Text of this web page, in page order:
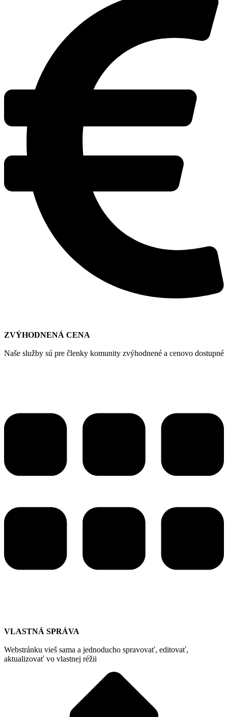
ZVÝHODNENÁ CENA
Naše služby sú pre členky komunity zvýhodnené a cenovo dostupné
VLASTNÁ SPRÁVA
Webstránku vieš sama a jednoducho spravovať, editovať,
aktualizovať vo vlastnej réžii